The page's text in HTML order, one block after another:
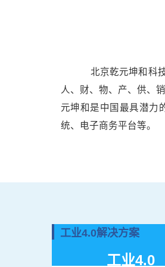
北京乾元坤和科
人、财、物、产、供、
元坤和是中国最具潜力
统、电子商务平台等。
工业4.0解决方案
工业4.0